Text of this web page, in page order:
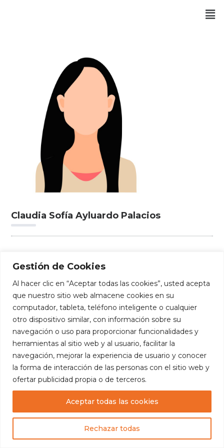
Gestión de Cookies
Al hacer clic en “Aceptar todas las cookies”, usted acepta
que nuestro sitio web almacene cookies en su
computador, tableta, teléfono inteligente o cualquier
otro dispositivo similar, con información sobre su
navegación o uso para proporcionar funcionalidades y
herramientas al sitio web y al usuario, facilitar la
navegación, mejorar la experiencia de usuario y conocer
la forma de interacción de las personas con el sitio web y
ofertar publicidad propia o de terceros.
Rechazar todas
Aceptar todas las cookies
Claudia Sofía Ayluardo Palacios
— Fundación Edúcate. Todos los
derechos reservados.
Diseñado por:Luis Escalante